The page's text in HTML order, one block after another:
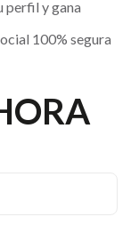
perfil y gana
100% segura